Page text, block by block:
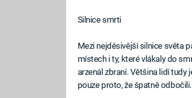
Silnice smrti
Mezi nejděsivější silnice světa
místech i ty, které vlákaly do
arzenál zbraní. Většina lidí tudy
pouze proto, že špatně